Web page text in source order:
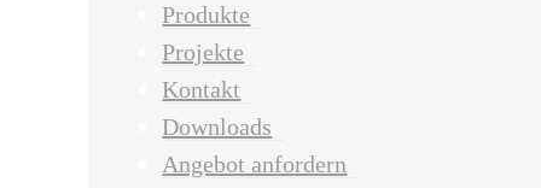
Produkte
Projekte
Kontakt
Downloads
Angebot anfordern